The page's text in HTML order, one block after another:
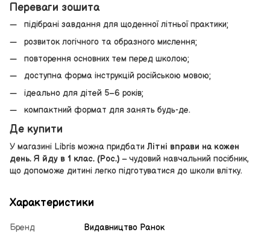
Переваги зошита
підібрані завдання для щоденної літньої практики;
розвиток логічного та образного мислення;
повторення основних тем перед школою;
доступна форма інструкцій російською мовою;
ідеально для дітей 5–6 років;
компактний формат для занять будь-де.
Де купити
У магазині Libris можна придбати Літні вправи на кожен
день. Я йду в 1 клас. (Рос.) – чудовий навчальний посібник,
що допоможе дитині легко підготуватися до школи влітку.
Характеристики
Бренд
Видавництво Ранок